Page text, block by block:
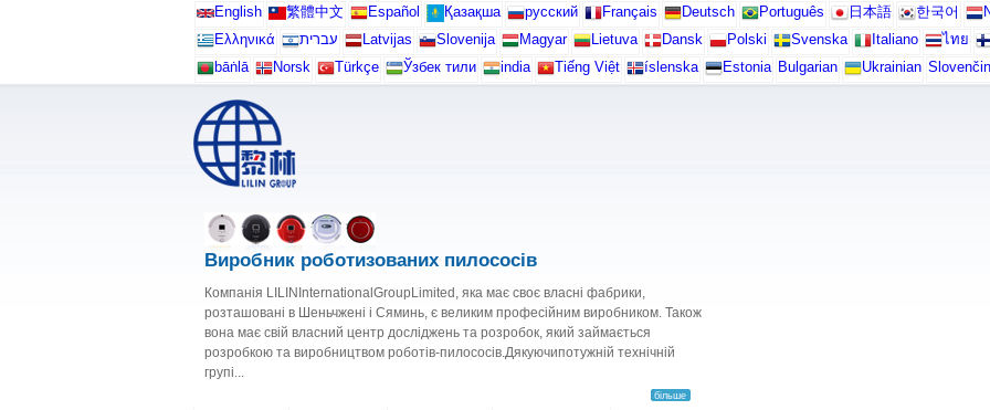
English 繁體中文 Español Қазақша русский Français Deutsch Português 日本語 한국어
Ελληνικά
עברית Latvijas Slovenija Magyar Lietuva Dansk Polski Svenska Italiano ไทย
bāṅlā
Norsk Türkçe Ўзбек тили india Tiếng Việt íslenska Estonia Bulgarian Ukrainian
Виробник роботизованих пилососів
Компанія LILINInternationalGroupLimited, яка має своє власні фабрики,
розташовані в Шеньчжені і Сяминь, є великим професійним виробником. Також
вона має свій власний центр досліджень та розробок, який займається
розробкою та виробництвом роботів-пилососів.Дякуючипотужній технічній
групі...
більше